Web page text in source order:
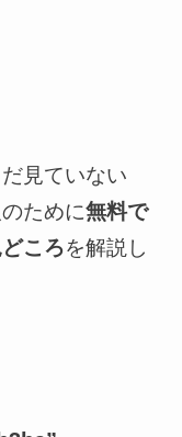
見ていない
ために無料で
ころを解説し